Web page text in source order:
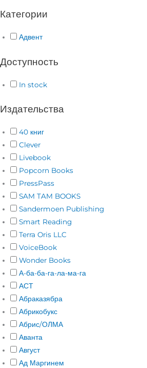
Категории
Адвент
Доступность
In stock
Издательства
40 книг
Clever
Livebook
Popcorn Books
PressPass
SAM TAM BOOKS
Sandermoen Publishing
Smart Reading
Terra Oris LLC
VoiceBook
Wonder Books
А-ба-ба-га-ла-ма-га
АСТ
Абраказябра
Абрикобукс
Абрис/ОЛМА
Аванта
Август
Ад Маргинем